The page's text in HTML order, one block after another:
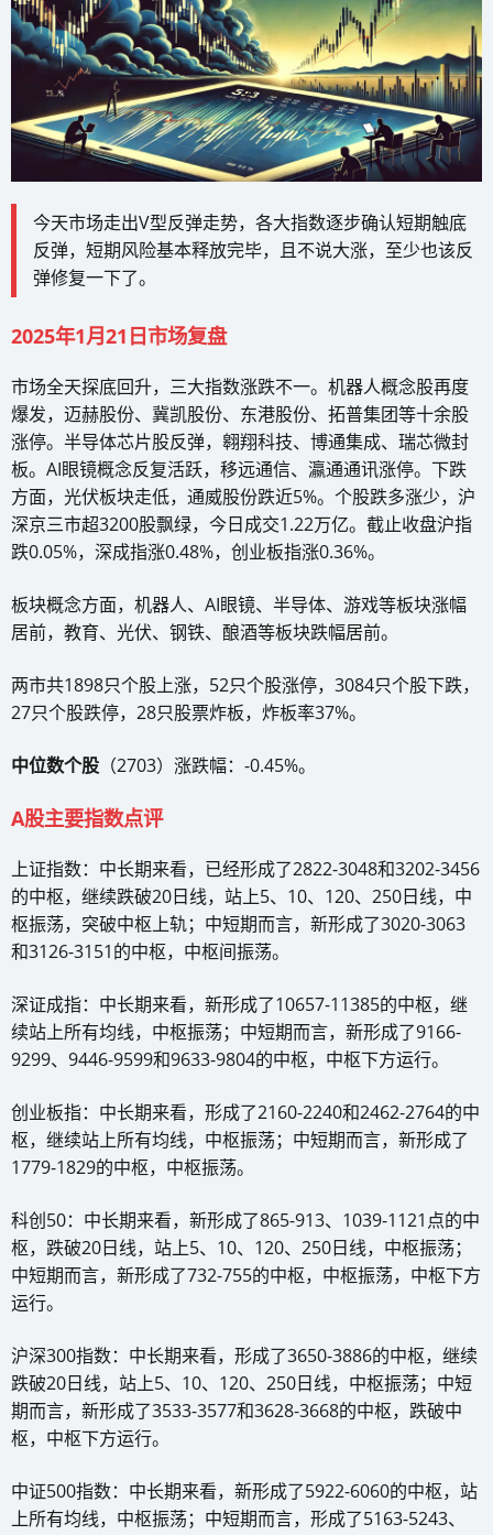
今天市场走出V型反弹走势，各大指数逐步确认短期触底
反弹，短期风险基本释放完毕，且不说大涨，至少也该反
弹修复一下了。
2025年1月21日市场复盘
市场全天探底回升，三大指数涨跌不一。机器人概念股再度
爆发，迈赫股份、冀凯股份、东港股份、拓普集团等十余股
涨停。半导体芯片股反弹，翱翔科技、博通集成、瑞芯微封
板。AI眼镜概念反复活跃，移远通信、瀛通通讯涨停。下跌
方面，光伏板块走低，通威股份跌近5%。个股跌多涨少，沪
深京三市超3200股飘绿，今日成交1.22万亿。截止收盘沪指
跌0.05%，深成指涨0.48%，创业板指涨0.36%。
板块概念方面，机器人、AI眼镜、半导体、游戏等板块涨幅
居前，教育、光伏、钢铁、酿酒等板块跌幅居前。
两市共1898只个股上涨，52只个股涨停，3084只个股下跌，
27只个股跌停，28只股票炸板，炸板率37%。
中位数个股 （2703）涨跌幅：-0.45%。
A股主要指数点评
上证指数：中长期来看，已经形成了2822-3048和3202-3456
的中枢，继续跌破20日线，站上5、10、120、250日线，中
枢振荡，突破中枢上轨；中短期而言，新形成了3020-3063
和3126-3151的中枢，中枢间振荡。
深证成指：中长期来看，新形成了10657-11385的中枢，继
续站上所有均线，中枢振荡；中短期而言，新形成了9166-
9299、9446-9599和9633-9804的中枢，中枢下方运行。
创业板指：中长期来看，形成了2160-2240和2462-2764的中
枢，继续站上所有均线，中枢振荡；中短期而言，新形成了
1779-1829的中枢，中枢振荡。
科创50：中长期来看，新形成了865-913、1039-1121点的中
枢，跌破20日线，站上5、10、120、250日线，中枢振荡；
中短期而言，新形成了732-755的中枢，中枢振荡，中枢下方
运行。
沪深300指数：中长期来看，形成了3650-3886的中枢，继续
跌破20日线，站上5、10、120、250日线，中枢振荡；中短
期而言，新形成了3533-3577和3628-3668的中枢，跌破中
枢，中枢下方运行。
中证500指数：中长期来看，新形成了5922-6060的中枢，站
上所有均线，中枢振荡；中短期而言，形成了5163-5243、